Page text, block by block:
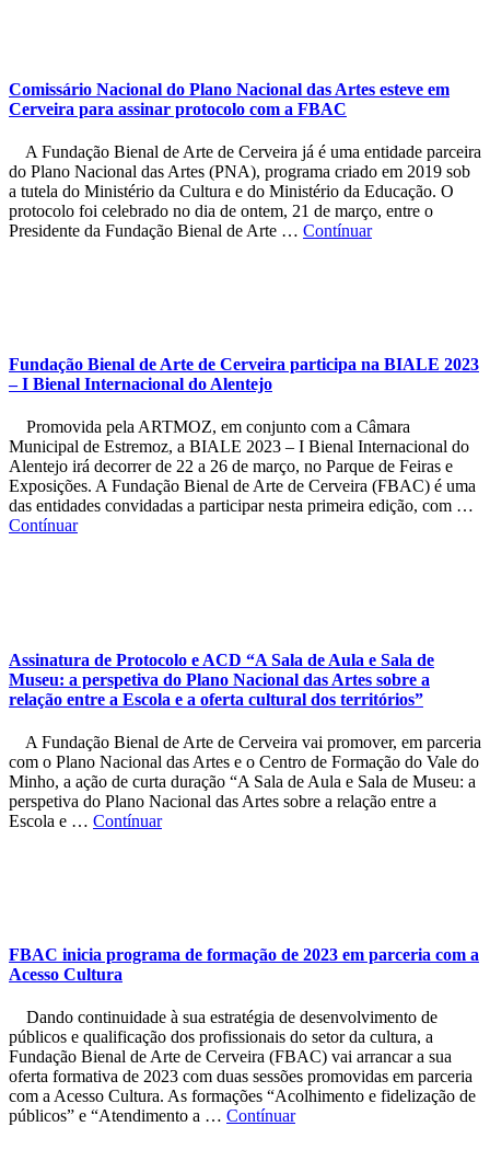
Comissário Nacional do Plano Nacional das Artes esteve em
Cerveira para assinar protocolo com a FBAC
A Fundação Bienal de Arte de Cerveira já é uma entidade parceira
do Plano Nacional das Artes (PNA), programa criado em 2019 sob
a tutela do Ministério da Cultura e do Ministério da Educação. O
protocolo foi celebrado no dia de ontem, 21 de março, entre o
Presidente da Fundação Bienal de Arte … Contínuar
Fundação Bienal de Arte de Cerveira participa na BIALE 2023
– I Bienal Internacional do Alentejo
Promovida pela ARTMOZ, em conjunto com a Câmara
Municipal de Estremoz, a BIALE 2023 – I Bienal Internacional do
Alentejo irá decorrer de 22 a 26 de março, no Parque de Feiras e
Exposições. A Fundação Bienal de Arte de Cerveira (FBAC) é uma
das entidades convidadas a participar nesta primeira edição, com …
Contínuar
Assinatura de Protocolo e ACD “A Sala de Aula e Sala de
Museu: a perspetiva do Plano Nacional das Artes sobre a
relação entre a Escola e a oferta cultural dos territórios”
A Fundação Bienal de Arte de Cerveira vai promover, em parceria
com o Plano Nacional das Artes e o Centro de Formação do Vale do
Minho, a ação de curta duração “A Sala de Aula e Sala de Museu: a
perspetiva do Plano Nacional das Artes sobre a relação entre a
Escola e … Contínuar
FBAC inicia programa de formação de 2023 em parceria com a
Acesso Cultura
Dando continuidade à sua estratégia de desenvolvimento de
públicos e qualificação dos profissionais do setor da cultura, a
Fundação Bienal de Arte de Cerveira (FBAC) vai arrancar a sua
oferta formativa de 2023 com duas sessões promovidas em parceria
com a Acesso Cultura. As formações “Acolhimento e fidelização de
públicos” e “Atendimento a … Contínuar